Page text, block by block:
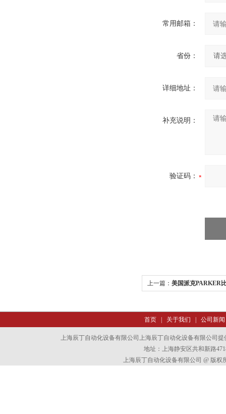
常用邮箱：
省份：
详细地址：
补充说明：
验证码：
上一篇： 美国派克PARKER
首页| 关于我们 公司新闻
上海辰丁自动化设备有限公司上海辰丁自动化设备有限公司提
地址：上海静安区共和新路
上海辰丁自动化设备有限公司 @ 版权